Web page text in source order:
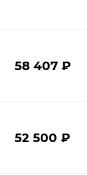
58 407 ₽
52 500 ₽